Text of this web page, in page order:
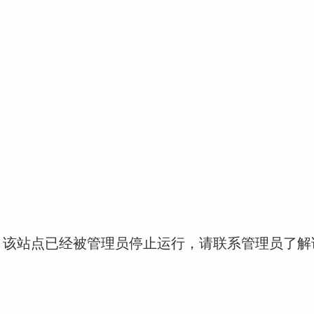
站点已经被管理员停止运行，请联系管理员了